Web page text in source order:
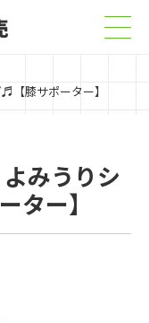
【膝サポーター】
みうりシ
ター】